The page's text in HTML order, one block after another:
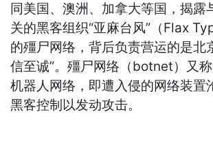
同美国、澳洲、加拿大等国，揭露
关的黑客组织“亚麻台风”（Flax
的殭尸网络，背后负责营运的是北
信至诚”。殭尸网络（botnet）又称
机器人网络，即遭入侵的网络装置
黑客控制以发动攻击。